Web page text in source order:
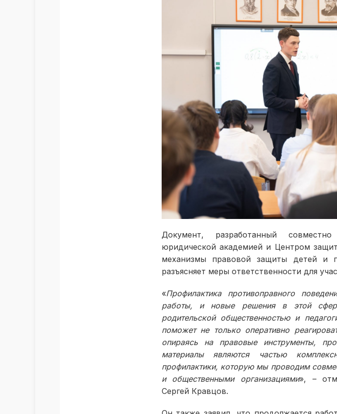
Документ, разработанный
юридической академией и Центром
механизмы правовой защиты детей и
разъясняет меры ответственности для
«Профилактика противоправного
работы, и новые решения в этой
родительской общественностью и
поможет не только оперативно
опираясь на правовые инструменты,
материалы являются частью
профилактики, которую мы проводим
и общественными организациями», –
Сергей Кравцов.